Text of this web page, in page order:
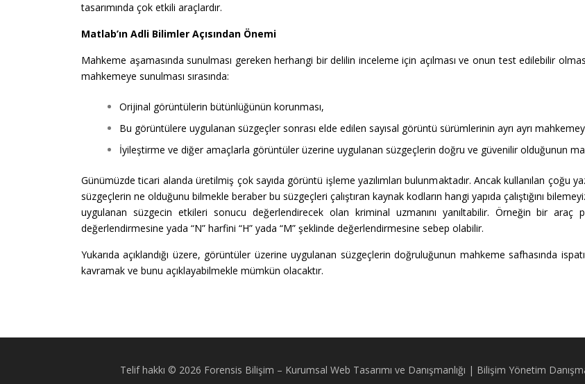
tasarımında çok etkili araçlardır.
Matlab’ın Adli Bilimler Açısından Önemi
Mahkeme aşamasında sunulması gereken herhangi bir delilin inceleme için açılması ve onun test edilebilir
mahkemeye sunulması sırasında:
Orijinal görüntülerin bütünlüğünün korunması,
Bu görüntülere uygulanan süzgeçler sonrası elde edilen sayısal görüntü sürümlerinin ayrı ayrı
İyileştirme ve diğer amaçlarla görüntüler üzerine uygulanan süzgeçlerin doğru ve güvenilir olduğunun
Günümüzde ticari alanda üretilmiş çok sayıda görüntü işleme yazılımları bulunmaktadır. Ancak kullanılan çoğu
süzgeçlerin ne olduğunu bilmekle beraber bu süzgeçleri çalıştıran kaynak kodların hangi yapıda çalıştığını
uygulanan süzgecin etkileri sonucu değerlendirecek olan kriminal uzmanını yanıltabilir. Örneğin bir araç
değerlendirmesine yada “N” harfini “H” yada “M” şeklinde değerlendirmesine sebep olabilir.
Yukarıda açıklandığı üzere, görüntüler üzerine uygulanan süzgeçlerin doğruluğunun mahkeme safhasında
kavramak ve bunu açıklayabilmekle mümkün olacaktır.
Telif hakkı © 2026 Forensis Bilişim – Kurumsal Web Tasarımı ve Danışmanlığı | Bilişim Yönetim